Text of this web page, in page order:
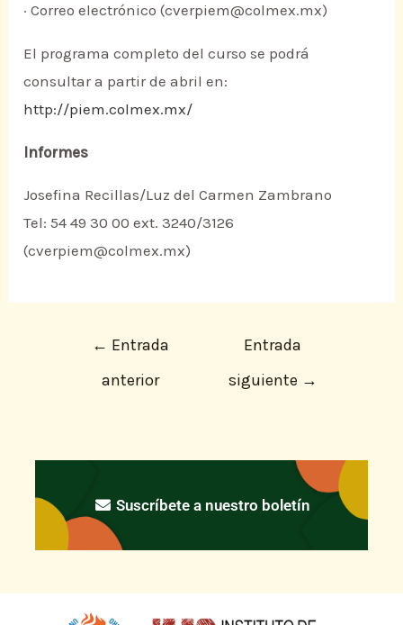
· Correo electrónico (cverpiem@colmex.mx)
El programa completo del curso se podrá
consultar a partir de abril en:
http://piem.colmex.mx/
Informes
Josefina Recillas/Luz del Carmen Zambrano
Tel: 54 49 30 00 ext. 3240/3126
(cverpiem@colmex.mx)
← Entrada
anterior
Entrada
siguiente →
Suscríbete a nuestro boletín